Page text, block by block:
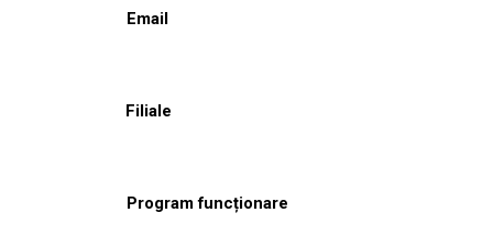
Email
Filiale
Program funcționare